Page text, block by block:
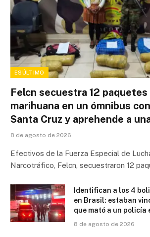
ESÚLTIMO
Felcn secuestra 12 paquetes
marihuana en un ómnibus
Santa Cruz y aprehende a
8 de agosto de 2026
Efectivos de la Fuerza Especial de
Narcotráfico, Felcn, secuestraron 12
Identifican a los 4
en Brasil: estaban
que mató a un policía
8 de agosto de 2026